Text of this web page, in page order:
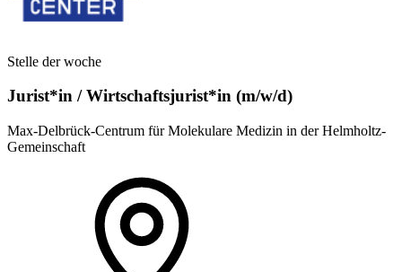
Stelle der woche
Jurist*in / Wirtschafts­jurist*in (m/w/d)
Max-Delbrück-Centrum für Molekulare Medizin in der Helmholtz-
Gemeinschaft